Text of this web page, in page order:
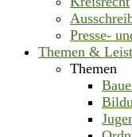
Presse-
Themen &
Themen